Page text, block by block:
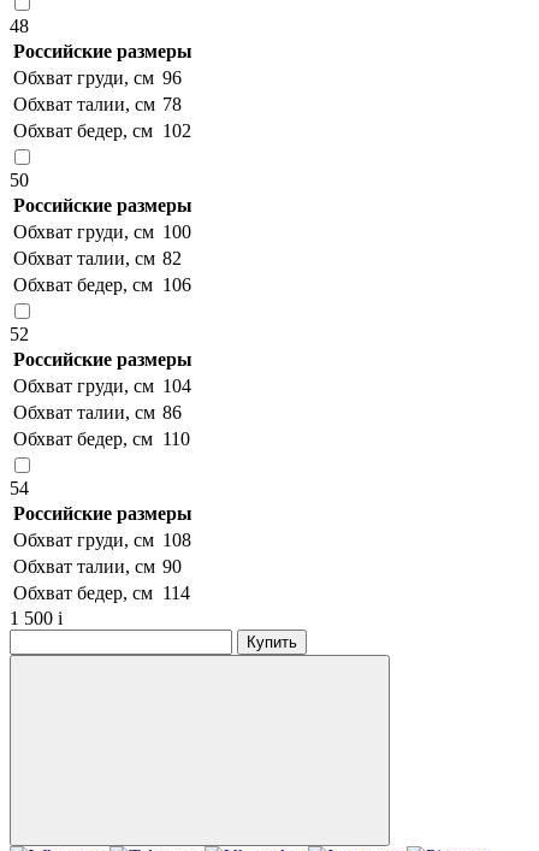
48
Российские размеры
Обхват груди, см 96
Обхват талии, см 78
Обхват бедер, см 102
50
Российские размеры
Обхват груди, см 100
Обхват талии, см 82
Обхват бедер, см 106
52
Российские размеры
Обхват груди, см 104
Обхват талии, см 86
Обхват бедер, см 110
54
Российские размеры
Обхват груди, см 108
Обхват талии, см 90
Обхват бедер, см 114
1 500 i
Купить